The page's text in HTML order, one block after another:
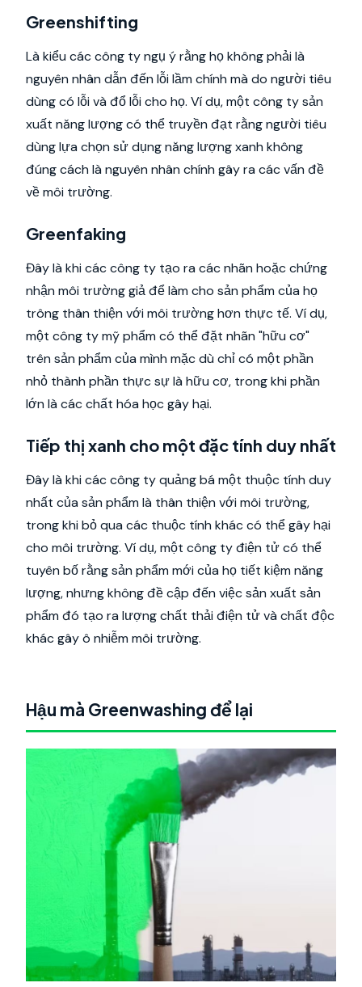
Greenshifting
Là kiểu các công ty ngụ ý rằng họ không phải là
nguyên nhân dẫn đến lỗi lầm chính mà do người tiêu
dùng có lỗi và đổ lỗi cho họ. Ví dụ, một công ty sản
xuất năng lượng có thể truyền đạt rằng người tiêu
dùng lựa chọn sử dụng năng lượng xanh không
đúng cách là nguyên nhân chính gây ra các vấn đề
về môi trường.
Greenfaking
Đây là khi các công ty tạo ra các nhãn hoặc chứng
nhận môi trường giả để làm cho sản phẩm của họ
trông thân thiện với môi trường hơn thực tế. Ví dụ,
một công ty mỹ phẩm có thể đặt nhãn "hữu cơ"
trên sản phẩm của mình mặc dù chỉ có một phần
nhỏ thành phần thực sự là hữu cơ, trong khi phần
lớn là các chất hóa học gây hại.
Tiếp thị xanh cho một đặc tính duy nhất
Đây là khi các công ty quảng bá một thuộc tính duy
nhất của sản phẩm là thân thiện với môi trường,
trong khi bỏ qua các thuộc tính khác có thể gây hại
cho môi trường. Ví dụ, một công ty điện tử có thể
tuyên bố rằng sản phẩm mới của họ tiết kiệm năng
lượng, nhưng không đề cập đến việc sản xuất sản
phẩm đó tạo ra lượng chất thải điện tử và chất độc
khác gây ô nhiễm môi trường.
Hậu mà Greenwashing để lại